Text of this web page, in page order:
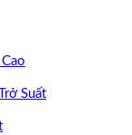
Suất